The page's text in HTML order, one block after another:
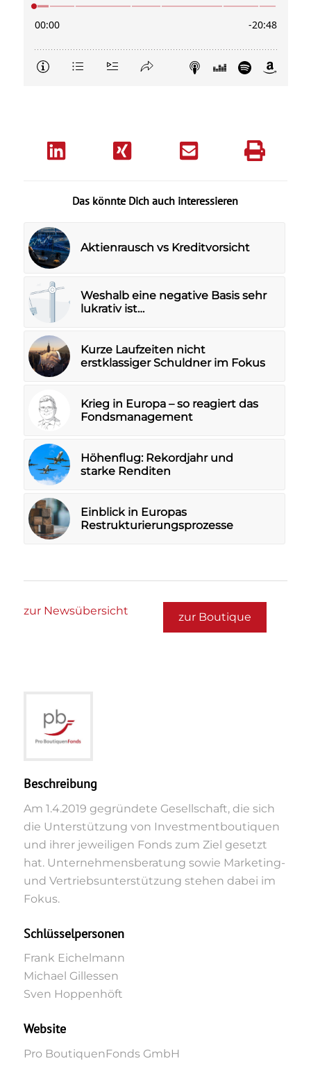
Das könnte Dich auch interessieren
Aktienrausch vs Kreditvorsicht
Weshalb eine negative Basis sehr
lukrativ ist…
Kurze Laufzeiten nicht
erstklassiger Schuldner im Fokus
Krieg in Europa – so reagiert das
Fondsmanagement
Höhenflug: Rekordjahr und
starke Renditen
Einblick in Europas
Restrukturierungsprozesse
zur Boutique
zur Newsübersicht
Beschreibung
Am 1.4.2019 gegründete Gesellschaft, die sich
die Unterstützung von Investmentboutiquen
und ihrer jeweiligen Fonds zum Ziel gesetzt
hat. Unternehmensberatung sowie Marketing-
und Vertriebsunterstützung stehen dabei im
Fokus.
Schlüsselpersonen
Frank Eichelmann
Michael Gillessen
Sven Hoppenhöft
Website
Pro BoutiquenFonds GmbH